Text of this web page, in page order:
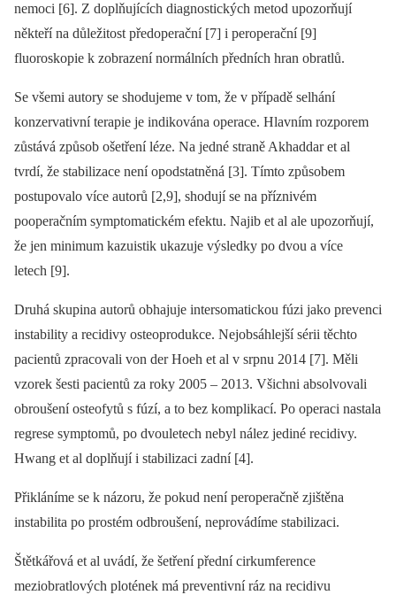
nemoci [6]. Z doplňujících diagnostických metod upozorňují
někteří na důležitost předoperační [7] i peroperační [9]
fluoroskopie k zobrazení normálních předních hran obratlů.
Se všemi autory se shodujeme v tom, že v případě selhání
konzervativní terapie je indikována operace. Hlavním rozporem
zůstává způsob ošetření léze. Na jedné straně Akhaddar et al
tvrdí, že stabilizace není opodstatněná [3]. Tímto způsobem
postupovalo více autorů [2,9], shodují se na příznivém
pooperačním symptomatickém efektu. Najib et al ale upozorňují,
že jen minimum kazuistik ukazuje výsledky po dvou a více
letech [9].
Druhá skupina autorů obhajuje intersomatickou fúzi jako prevenci
instability a recidivy osteoprodukce. Nejobsáhlejší sérii těchto
pacientů zpracovali von der Hoeh et al v srpnu 2014 [7]. Měli
vzorek šesti pacientů za roky 2005 –⁠ 2013. Všichni absolvovali
obroušení osteofytů s fúzí, a to bez komplikací. Po operaci nastala
regrese symptomů, po dvouletech nebyl nález jediné recidivy.
Hwang et al doplňují i stabilizaci zadní [4].
Přikláníme se k názoru, že pokud není peroperačně zjištěna
instabilita po prostém odbroušení, neprovádíme stabilizaci.
Štětkářová et al uvádí, že šetření přední cirkumference
meziobratlových plotének má preventivní ráz na recidivu